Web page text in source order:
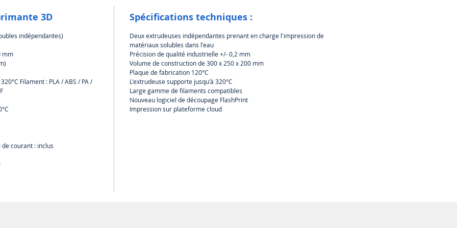
ventilateur pour une meilleure qualité
Buse détachable intégrale et
ensemble de chauffage -
Entretien facile et fonctionnement
Nouvel ajustement de la mise à
niveau du capteur de l'extrudeuse - Il
améliore le taux de réussite du
3D
indépendantes)
mm
Filament : PLA / ABS / PA /
courant : inclus
Spécifications techniques :
Deux extrudeuses indépendantes prenant en charge l'impression de
matériaux solubles dans l'eau
Précision de qualité industrielle +/- 0,2 mm
Volume de construction de 300 x 250 x 200 mm
Plaque de fabrication 120°C
L'extrudeuse supporte jusqu'à 320°C
Large gamme de filaments compatibles
Nouveau logiciel de découpage FlashPrint
Impression sur plateforme cloud